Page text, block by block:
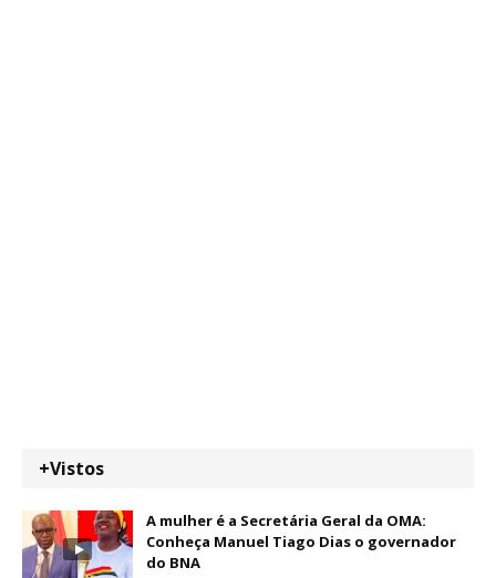
+Vistos
A mulher é a Secretária Geral da OMA:
Conheça Manuel Tiago Dias o governador
do BNA